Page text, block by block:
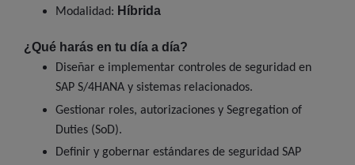
Modalidad: Híbrida
¿Qué harás en tu día a día?
Diseñar e implementar controles de seguridad en
SAP S/4HANA y sistemas relacionados.
Gestionar roles, autorizaciones y Segregation of
Duties (SoD).
Definir y gobernar estándares de seguridad SAP